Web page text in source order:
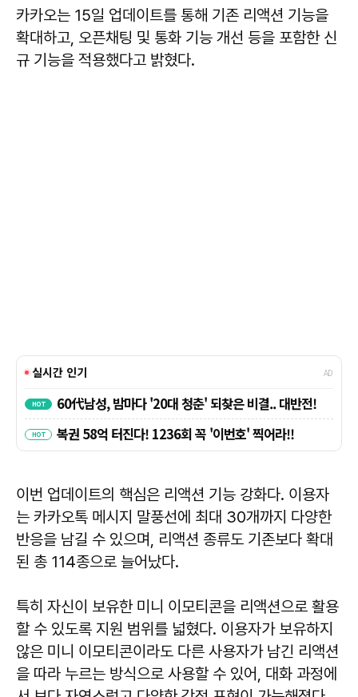
카카오는 15일 업데이트를 통해 기존 리액션 기능을
확대하고, 오픈채팅 및 통화 기능 개선 등을 포함한 신
규 기능을 적용했다고 밝혔다.
이번 업데이트의 핵심은 리액션 기능 강화다. 이용자
는 카카오톡 메시지 말풍선에 최대 30개까지 다양한
반응을 남길 수 있으며, 리액션 종류도 기존보다 확대
된 총 114종으로 늘어났다.
특히 자신이 보유한 미니 이모티콘을 리액션으로 활용
할 수 있도록 지원 범위를 넓혔다. 이용자가 보유하지
않은 미니 이모티콘이라도 다른 사용자가 남긴 리액션
을 따라 누르는 방식으로 사용할 수 있어, 대화 과정에